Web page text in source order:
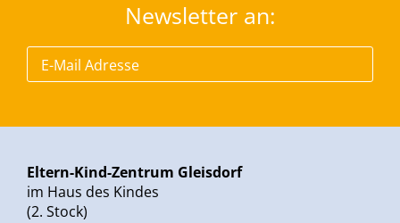
Newsletter an:
Eltern-Kind-Zentrum Gleisdorf
im Haus des Kindes
(2. Stock)